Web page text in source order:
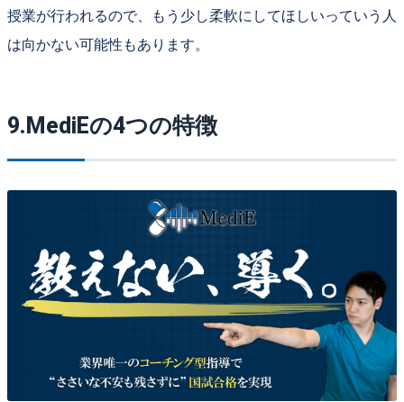
授業が行われるので、もう少し柔軟にしてほしいっていう人
は向かない可能性もあります。
9.MediEの4つの特徴